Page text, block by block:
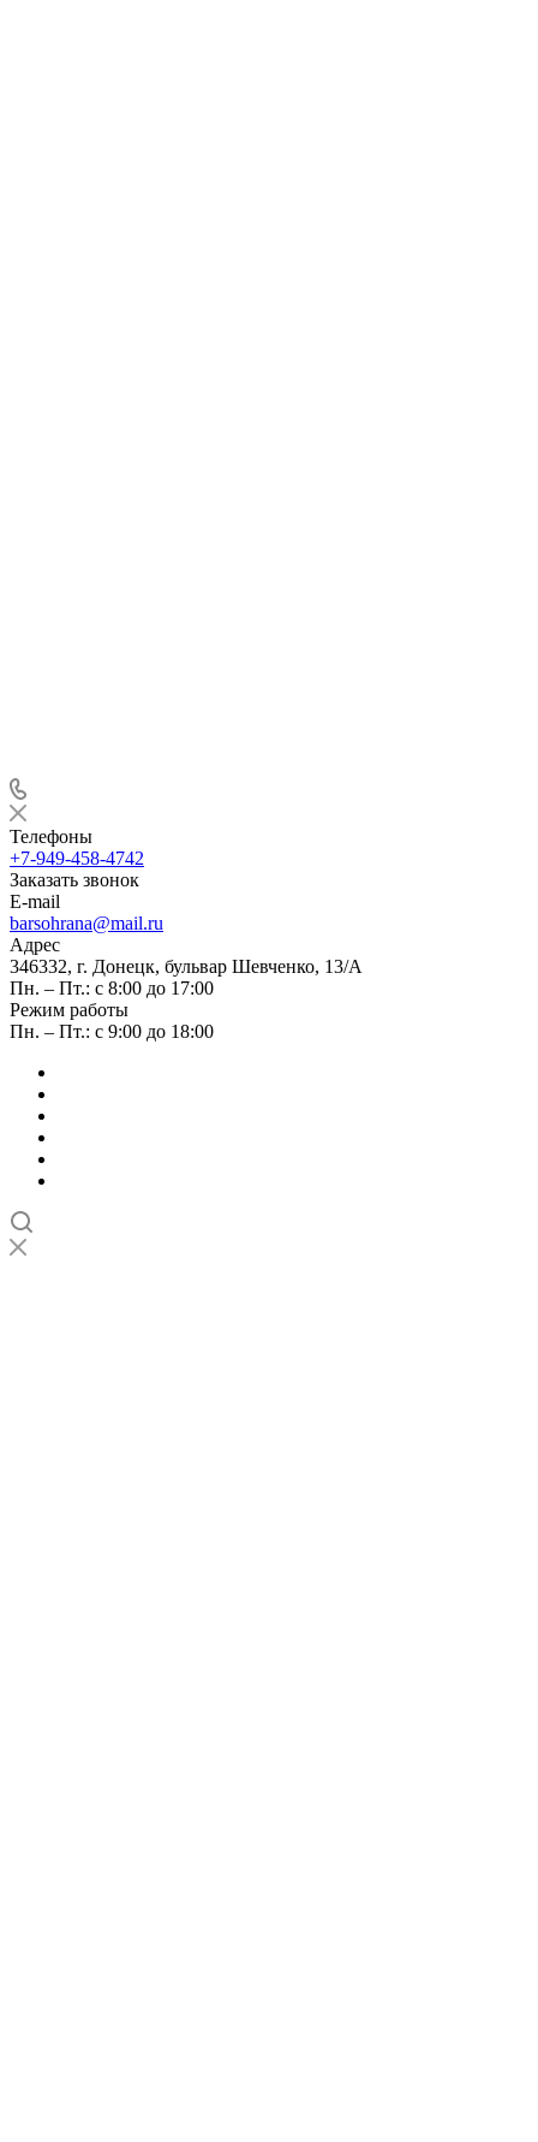
Телефоны
+7-949-458-4742
Заказать звонок
E-mail
barsohrana@mail.ru
Адрес
346332, г. Донецк, бульвар Шевченко, 13/А
Пн. – Пт.: с 8:00 до 17:00
Режим работы
Пн. – Пт.: с 9:00 до 18:00